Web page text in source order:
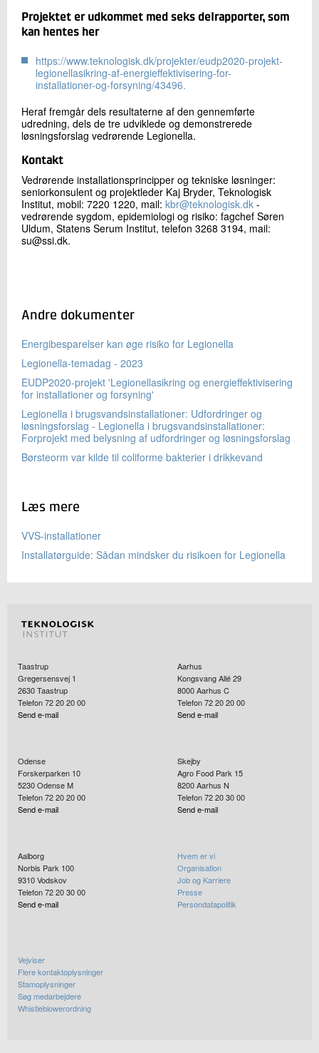
Projektet er udkommet med seks delrapporter, som
kan hentes her
https://www.teknologisk.dk/projekter/eudp2020-projekt-
legionellasikring-af-energieffektivisering-for-
installationer-og-forsyning/43496.
Heraf fremgår dels resultaterne af den gennemførte
udredning, dels de tre udviklede og demonstrerede
løsningsforslag vedrørende Legionella.
Kontakt
Vedrørende installationsprincipper og tekniske løsninger:
seniorkonsulent og projektleder Kaj Bryder, Teknologisk
Institut, mobil: 7220 1220, mail: kbr@teknologisk.dk -
vedrørende sygdom, epidemiologi og risiko: fagchef Søren
Uldum, Statens Serum Institut, telefon 3268 3194, mail:
su@ssi.dk.
Andre dokumenter
Energibesparelser kan øge risiko for Legionella
Legionella-temadag - 2023
EUDP2020-projekt 'Legionellasikring og energieffektivisering
for installationer og forsyning'
Legionella i brugsvandsinstallationer: Udfordringer og
løsningsforslag - Legionella i brugsvandsinstallationer:
Forprojekt med belysning af udfordringer og løsningsforslag
Børsteorm var kilde til coliforme bakterier i drikkevand
Læs mere
VVS-installationer
Installatørguide: Sådan mindsker du risikoen for Legionella
Taastrup
Gregersensvej 1
2630Taastrup
Telefon 72 20 20 00
Send e-mail
Aarhus
Kongsvang Allé 29
8000Aarhus C
Telefon 72 20 20 00
Send e-mail
Odense
Forskerparken 10
5230Odense M
Telefon 72 20 20 00
Send e-mail
Skejby
Agro Food Park 15
8200Aarhus N
Telefon 72 20 30 00
Send e-mail
Aalborg
Norbis Park 100
9310Vodskov
Telefon 72 20 30 00
Send e-mail
Hvem er vi
Organisation
Job og Karriere
Presse
Persondatapolitik
Vejviser
Flere kontaktoplysninger
Stamoplysninger
Søg medarbejdere
Whistleblowerordning